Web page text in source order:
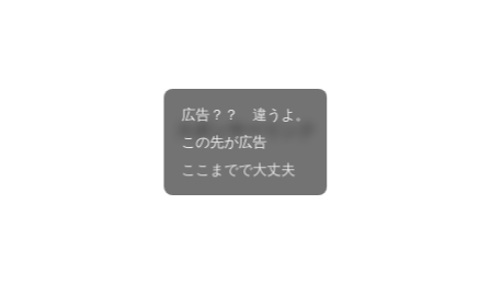
広告？？ 違うよ。
この先が広告
ここまでで大丈夫